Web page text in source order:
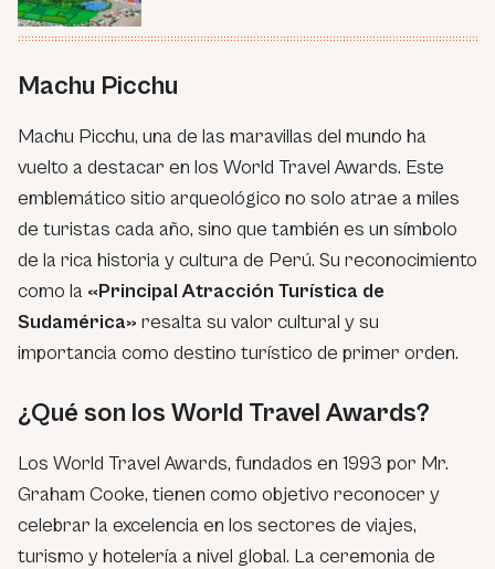
Machu Picchu
Machu Picchu, una de las maravillas del mundo ha
vuelto a destacar en los World Travel Awards. Este
emblemático sitio arqueológico no solo atrae a miles
de turistas cada año, sino que también es un símbolo
de la rica historia y cultura de Perú. Su reconocimiento
como la «Principal Atracción Turística de
Sudamérica» resalta su valor cultural y su
importancia como destino turístico de primer orden.
¿Qué son los World Travel Awards?
Los World Travel Awards, fundados en 1993 por Mr.
Graham Cooke, tienen como objetivo reconocer y
celebrar la excelencia en los sectores de viajes,
turismo y hotelería a nivel global. La ceremonia de